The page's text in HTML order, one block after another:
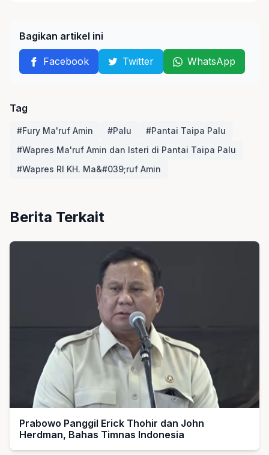
Bagikan artikel ini
Facebook Twitter WhatsApp
Tag
#Fury Ma'ruf Amin #Palu
#Pantai Taipa Palu
#Wapres Ma'ruf Amin dan Isteri di Pantai Taipa Palu
#Wapres RI KH. Ma&#039;ruf Amin
Berita Terkait
Prabowo Panggil Erick Thohir dan John
Herdman, Bahas Timnas Indonesia